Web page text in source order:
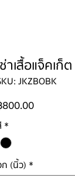
ช่าเสื้อแจ็คเ
JKZBOBK
800.00ราคา
*
(นิ้ว) *